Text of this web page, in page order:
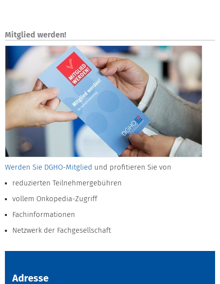
Mitglied werden!
Werden Sie DGHO-Mitglied und profitieren Sie von
reduzierten Teilnehmergebühren
vollem Onkopedia-Zugriff
Fachinformationen
Netzwerk der Fachgesellschaft
Adresse